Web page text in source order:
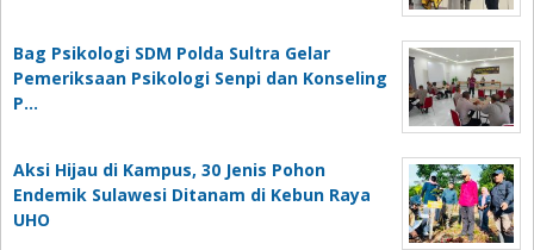
Bag Psikologi SDM Polda Sultra Gelar
Pemeriksaan Psikologi Senpi dan Konseling
P…
‎Aksi Hijau di Kampus, 30 Jenis Pohon
Endemik Sulawesi Ditanam di Kebun Raya
UHO